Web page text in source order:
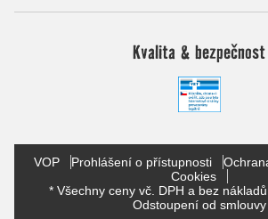
Kvalita & bezpečnost
VOP Prohlášení o přístupnosti
Cookies
* Všechny ceny vč. DPH a bez
Odstoupení od smlouvy